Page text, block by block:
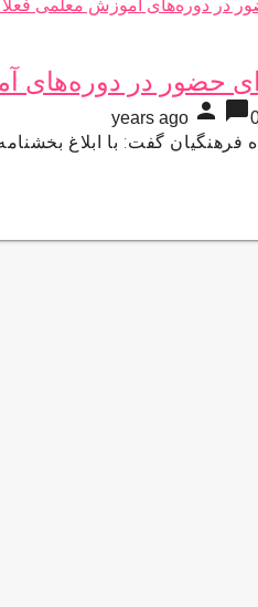
حضور در
person chat_bubble
گفت:‌ با ابلاغ